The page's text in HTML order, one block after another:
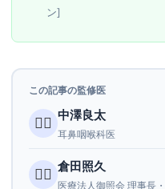
ン]
この記事の監修医
👨‍⚕️ 中澤良太
耳鼻咽喉科医
👨‍⚕️ 倉田照久
医療法人御照会 理事長・